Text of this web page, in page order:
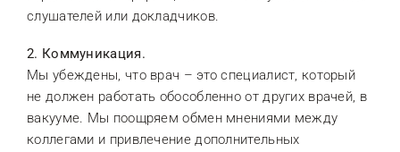
слушателей или докладчиков.
2. Коммуникация.
Мы убеждены, что врач – это специалист, который
не должен работать обособленно от других врачей, в
вакууме. Мы поощряем обмен мнениями между
коллегами и привлечение дополнительных